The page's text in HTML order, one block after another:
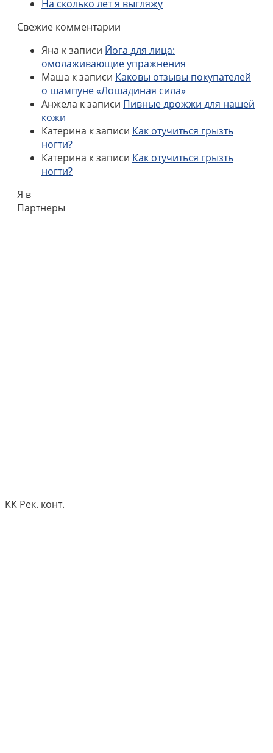
На сколько лет я выгляжу
Свежие комментарии
Яна к записи Йога для лица:
омолаживающие упражнения
Маша к записи Каковы отзывы покупателей
о шампуне «Лошадиная сила»
Анжела к записи Пивные дрожжи для нашей
кожи
Катерина к записи Как отучиться грызть
ногти?
Катерина к записи Как отучиться грызть
ногти?
Я в
Партнеры
КК Рек. конт.